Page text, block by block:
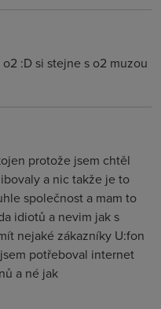
:D si stejne s o2 muzou
protože jsem chtěl
a nic takže je to
společnost a mam to
idiotů a nevim jak s
nejaké zákazníky U:fon
potřeboval internet
a né jak